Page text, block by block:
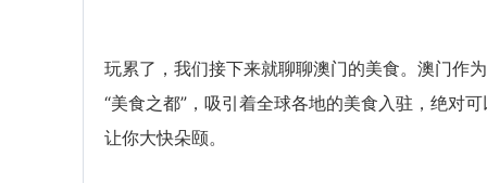
玩累了，我们接下来就聊聊澳门的美食。澳门作为
“美食之都”，吸引着全球各地的美食入驻，绝对可
让你大快朵颐。